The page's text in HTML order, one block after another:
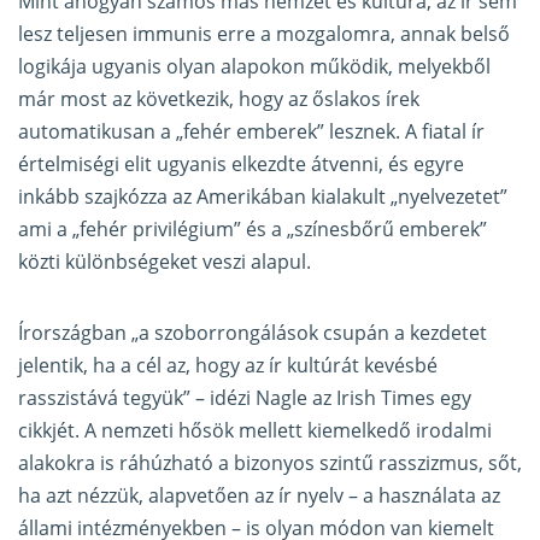
lesz teljesen immunis erre a mozgalomra, annak belső
logikája ugyanis olyan alapokon működik, melyekből
már most az következik, hogy az őslakos írek
automatikusan a „fehér emberek” lesznek. A fiatal ír
értelmiségi elit ugyanis elkezdte átvenni, és egyre
inkább szajkózza az Amerikában kialakult „nyelvezetet”
ami a „fehér privilégium” és a „színesbőrű emberek”
közti különbségeket veszi alapul.
Írországban „a szoborrongálások csupán a kezdetet
jelentik, ha a cél az, hogy az ír kultúrát kevésbé
rasszistává tegyük” – idézi Nagle az Irish Times egy
cikkjét. A nemzeti hősök mellett kiemelkedő irodalmi
alakokra is ráhúzható a bizonyos szintű rasszizmus, sőt,
ha azt nézzük, alapvetően az ír nyelv – a használata az
állami intézményekben – is olyan módon van kiemelt